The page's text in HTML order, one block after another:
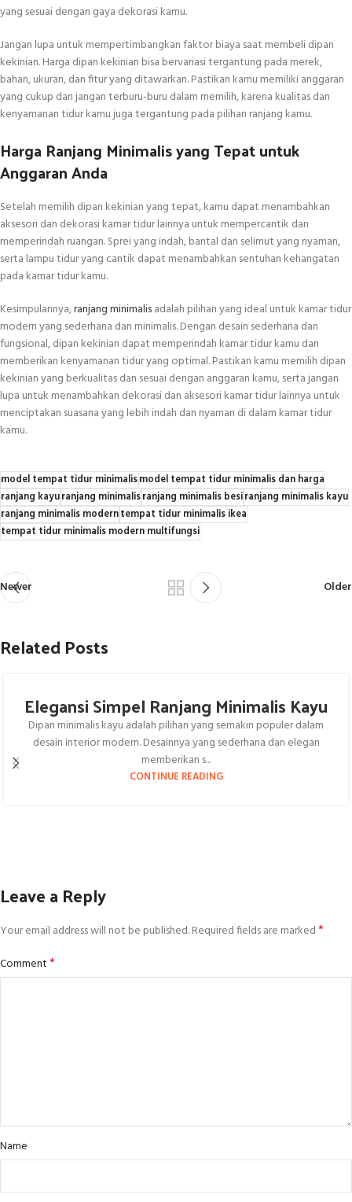
yang sesuai dengan gaya dekorasi kamu.
Jangan lupa untuk mempertimbangkan faktor biaya saat membeli dipan
kekinian. Harga dipan kekinian bisa bervariasi tergantung pada merek,
bahan, ukuran, dan fitur yang ditawarkan. Pastikan kamu memiliki anggaran
yang cukup dan jangan terburu-buru dalam memilih, karena kualitas dan
kenyamanan tidur kamu juga tergantung pada pilihan ranjang kamu.
Harga Ranjang Minimalis yang Tepat untuk
Anggaran Anda
Setelah memilih dipan kekinian yang tepat, kamu dapat menambahkan
aksesori dan dekorasi kamar tidur lainnya untuk mempercantik dan
memperindah ruangan. Sprei yang indah, bantal dan selimut yang nyaman,
serta lampu tidur yang cantik dapat menambahkan sentuhan kehangatan
pada kamar tidur kamu.
Kesimpulannya,ranjang minimalisadalah pilihan yang ideal untuk kamar tidur
modern yang sederhana dan minimalis. Dengan desain sederhana dan
fungsional, dipan kekinian dapat memperindah kamar tidur kamu dan
memberikan kenyamanan tidur yang optimal. Pastikan kamu memilih dipan
kekinian yang berkualitas dan sesuai dengan anggaran kamu, serta jangan
lupa untuk menambahkan dekorasi dan aksesori kamar tidur lainnya untuk
menciptakan suasana yang lebih indah dan nyaman di dalam kamar tidur
kamu.
model tempat tidur minimalismodel tempat tidur minimalis dan harga
ranjang kayuranjang minimalisranjang minimalis besiranjang minimalis kayu
ranjang minimalis moderntempat tidur minimalis ikea
tempat tidur minimalis modern multifungsi
Newer Older
Related Posts
Elegansi Simpel Ranjang Minimalis Kayu
Dipan minimalis kayu adalah pilihan yang semakin populer dalam
desain interior modern. Desainnya yang sederhana dan elegan
memberikan s...
CONTINUE READING
Leave a Reply
Your email address will not be published.Required fields are marked*
Comment*
Name